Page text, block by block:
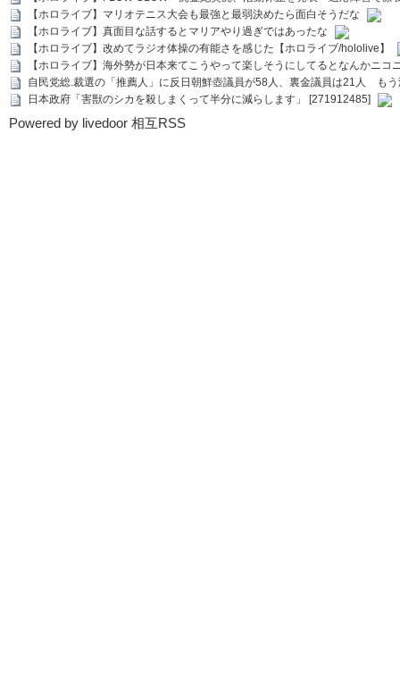
【ホロライブ】マリオテニス大会も最強と最弱決めたら面白そうだな
【ホロライブ】真面目な話するとマリアやり過ぎではあったな
【ホロライブ】改めてラジオ体操の有能さを感じた【ホロライブ/hololive】
【ホロライブ】海外勢が日本来てこうやって楽しそうにしてるとなんかニコ
自民党総.裁選の「推薦人」に反日朝鮮壺議員が58人、裏金議員は21人 も
日本政府「害獣のシカを殺しまくって半分に減らします」 [271912485]
Powered by livedoor 相互RSS